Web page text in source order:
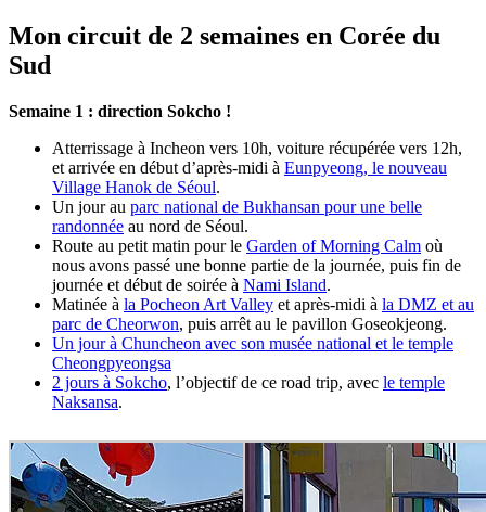
Mon circuit de 2 semaines en Corée du
Sud
Semaine 1 : direction Sokcho !
Atterrissage à Incheon vers 10h, voiture récupérée vers 12h,
et arrivée en début d’après-midi à Eunpyeong, le nouveau
Village Hanok de Séoul.
Un jour au parc national de Bukhansan pour une belle
randonnée au nord de Séoul.
Route au petit matin pour le Garden of Morning Calm où
nous avons passé une bonne partie de la journée, puis fin de
journée et début de soirée à Nami Island.
Matinée à la Pocheon Art Valley et après-midi à la DMZ et au
parc de Cheorwon, puis arrêt au le pavillon Goseokjeong.
Un jour à Chuncheon avec son musée national et le temple
Cheongpyeongsa
2 jours à Sokcho, l’objectif de ce road trip, avec le temple
Naksansa.